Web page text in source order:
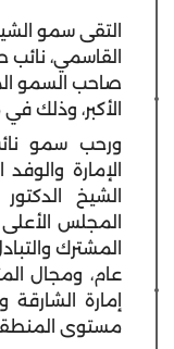
التقى سمو
القاسمي، نائب
صاحب السمو
الأكبر، وذلك
ورحب سمو
الإمارة
الشيخ
المجلس
المشترك
عام، ومجال
إمارة الشارقة
مستوى